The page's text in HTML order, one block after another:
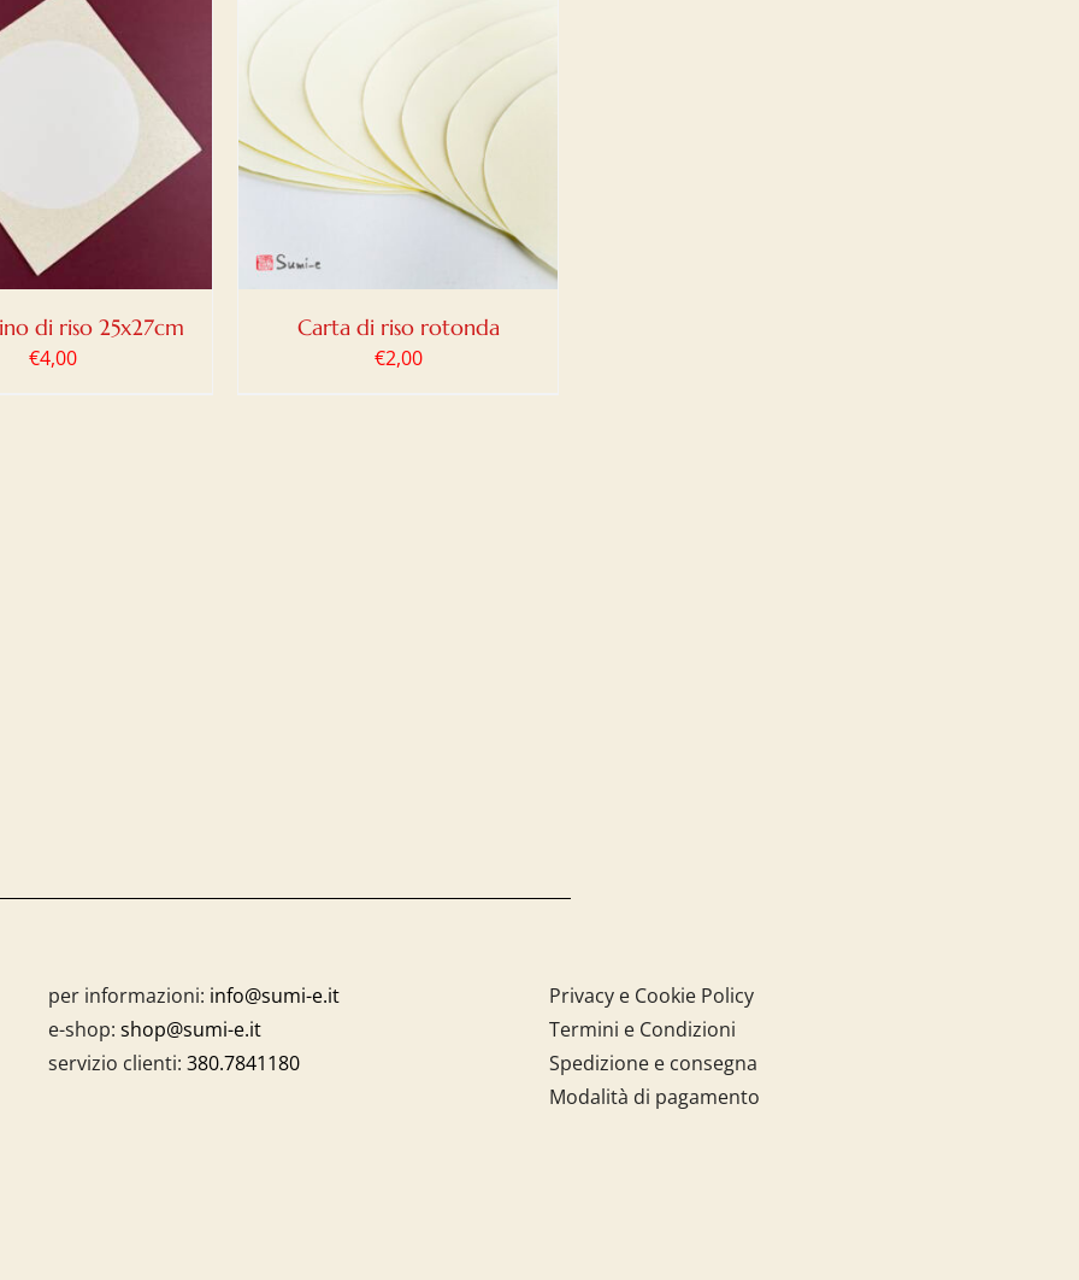
di riso 25x27cm
€4,00
/
Carta di riso rotonda
€2,00
per informazioni: info@sumi-e.it
e-shop: shop@sumi-e.it
servizio clienti: 380.7841180
Privacy e Cookie Policy
Termini e Condizioni
Spedizione e consegna
Modalità di pagamento